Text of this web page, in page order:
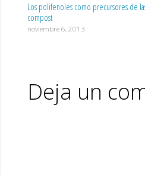
Los polifenoles como precursores de
compost
noviembre 6, 2013
Deja un